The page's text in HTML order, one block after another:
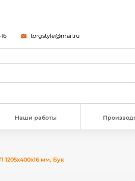
torgstyle@mail.ru
Наши работы
мм, Бук